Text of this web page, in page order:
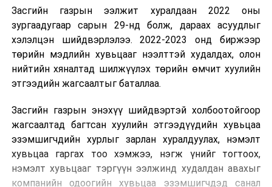
Засгийн газрын ээлжит хуралдаан 2022 оны
зургаадугаар сарын 29-нд болж, дараах асуудлыг
хэлэлцэн шийдвэрлэлээ. 2022-2023 онд биржээр
төрийн мэдлийн хувьцааг нээлттэй худалдах, олон
нийтийн хяналтад шилжүүлэх төрийн өмчит хуулийн
этгээдийн жагсаалтыг баталлаа.
Засгийн газрын энэхүү шийдвэртэй холбоотойгоор
жагсаалтад багтсан хуулийн этгээдүүдийн хувьцаа
эзэмшигчдийн хурлыг зарлан хуралдуулах, нэмэлт
хувьцаа гаргах тоо хэмжээ, нэгж үнийг тогтоох,
нэмэлт хувьцааг тэргүүн ээлжинд худалдан авахыг
компанийн одоогийн хувьцаа эзэмшигчдэд санал